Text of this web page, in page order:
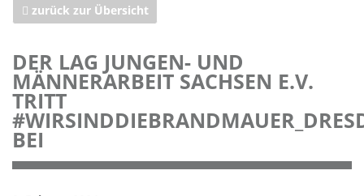
zurück zur Übersicht
DER LAG JUNGEN- UND
MÄNNERARBEIT SACHSEN E.V.
TRITT
BEI